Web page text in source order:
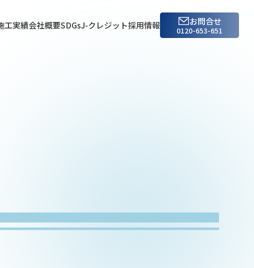
工実績会社概要SDGsJ-クレジット採用情報 お問合せ
0120-653-651